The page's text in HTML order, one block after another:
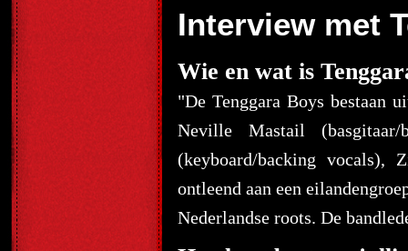
Interview met
Wie en wat is
"De Tenggara Boys bestaan
Neville Mastail
(keyboard/backing vocals),
ontleend aan een
Nederlandse roots. De